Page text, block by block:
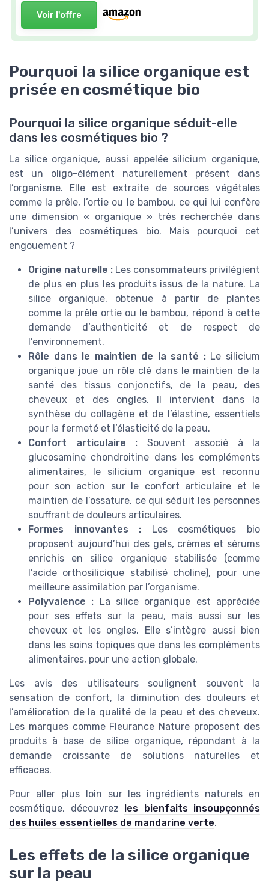
Voir l'offre
Pourquoi la silice organique est
prisée en cosmétique bio
Pourquoi la silice organique séduit-elle
dans les cosmétiques bio ?
La silice organique, aussi appelée silicium organique,
est un oligo-élément naturellement présent dans
l’organisme. Elle est extraite de sources végétales
comme la prêle, l’ortie ou le bambou, ce qui lui confère
une dimension « organique » très recherchée dans
l’univers des cosmétiques bio. Mais pourquoi cet
engouement ?
Origine naturelle : Les consommateurs privilégient
de plus en plus les produits issus de la nature. La
silice organique, obtenue à partir de plantes
comme la prêle ortie ou le bambou, répond à cette
demande d’authenticité et de respect de
l’environnement.
Rôle dans le maintien de la santé :Le silicium
organique joue un rôle clé dans le maintien de la
santé des tissus conjonctifs, de la peau, des
cheveux et des ongles. Il intervient dans la
synthèse du collagène et de l’élastine, essentiels
pour la fermeté et l’élasticité de la peau.
Confort articulaire : Souvent associé à la
glucosamine chondroitine dans les compléments
alimentaires, le silicium organique est reconnu
pour son action sur le confort articulaire et le
maintien de l’ossature, ce qui séduit les personnes
souffrant de douleurs articulaires.
Formes innovantes : Les cosmétiques bio
proposent aujourd’hui des gels, crèmes et sérums
enrichis en silice organique stabilisée (comme
l’acide orthosilicique stabilisé choline), pour une
meilleure assimilation par l’organisme.
Polyvalence : La silice organique est appréciée
pour ses effets sur la peau, mais aussi sur les
cheveux et les ongles. Elle s’intègre aussi bien
dans les soins topiques que dans les compléments
alimentaires, pour une action globale.
Les avis des utilisateurs soulignent souvent la
sensation de confort, la diminution des douleurs et
l’amélioration de la qualité de la peau et des cheveux.
Les marques comme Fleurance Nature proposent des
produits à base de silice organique, répondant à la
demande croissante de solutions naturelles et
efficaces.
Pour aller plus loin sur les ingrédients naturels en
cosmétique, découvrez les bienfaits insoupçonnés
des huiles essentielles de mandarine verte.
Les effets de la silice organique
sur la peau